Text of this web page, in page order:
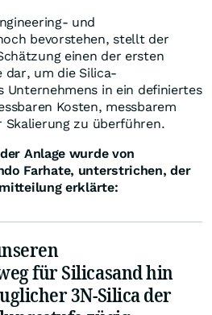
und
bevorstehen, stellt der
einen der ersten
dar, um die Silica-
Unternehmens in ein definiertes
Kosten, messbarem
Skalierung zu überführen.
Anlage wurde von
Farhate, unterstrichen, der
erklärte:
für Silicasand hin
3N-Silica der